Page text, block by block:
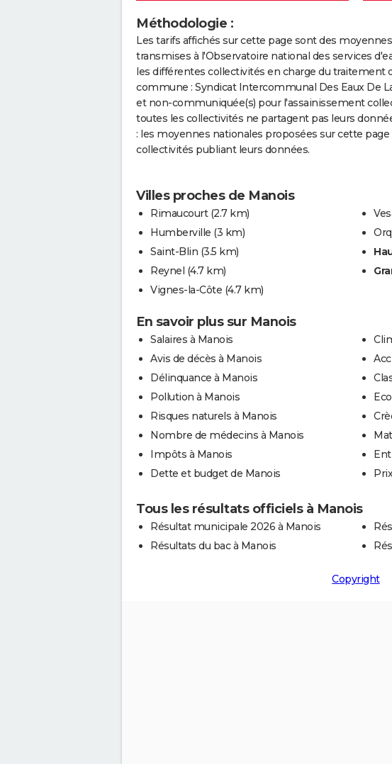
Méthodologie :
Les tarifs affichés sur cette page sont des
transmises à l'Observatoire national des services
les différentes collectivités en charge du traitement
commune : Syndicat Intercommunal Des Eaux De
et non-communiquée(s) pour l'assainissement
toutes les collectivités ne partagent pas leurs
: les moyennes nationales proposées sur cette
collectivités publiant leurs données.
Villes proches de Manois
Rimaucourt (2.7 km)
Humberville (3 km)
Saint-Blin (3.5 km)
Reynel (4.7 km)
Vignes-la-Côte (4.7 km)
En savoir plus sur Manois
Salaires à Manois
Avis de décès à Manois
Délinquance à Manois
Pollution à Manois
Risques naturels à Manois
Nombre de médecins à Manois
Impôts à Manois
Dette et budget de Manois
Tous les résultats officiels à Manois
Résultat municipale 2026 à Manois
Résultats du bac à Manois
Copyright